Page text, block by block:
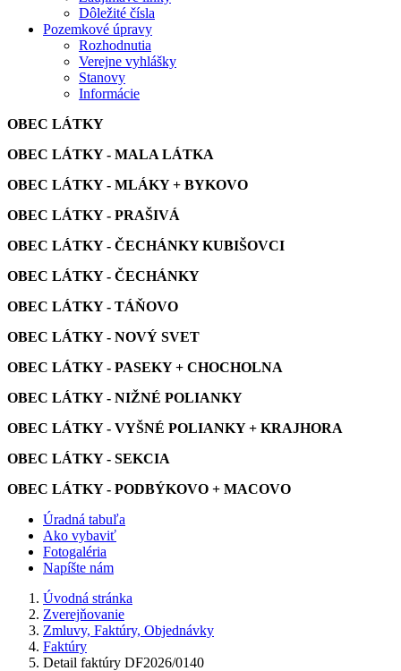
Dôležité čísla
Pozemkové úpravy
Rozhodnutia
Verejne vyhlášky
Stanovy
Informácie
OBEC LÁTKY
OBEC LÁTKY - MALA LÁTKA
OBEC LÁTKY - MLÁKY + BYKOVO
OBEC LÁTKY - PRAŠIVÁ
OBEC LÁTKY - ČECHÁNKY KUBIŠOVCI
OBEC LÁTKY - ČECHÁNKY
OBEC LÁTKY - TÁŇOVO
OBEC LÁTKY - NOVÝ SVET
OBEC LÁTKY - PASEKY + CHOCHOLNA
OBEC LÁTKY - NIŽNÉ POLIANKY
OBEC LÁTKY - VYŠNÉ POLIANKY + KRAJHORA
OBEC LÁTKY - SEKCIA
OBEC LÁTKY - PODBÝKOVO + MACOVO
Úradná tabuľa
Ako vybaviť
Fotogaléria
Napíšte nám
Úvodná stránka
Zverejňovanie
Zmluvy, Faktúry, Objednávky
Faktúry
Detail faktúry DF2026/0140